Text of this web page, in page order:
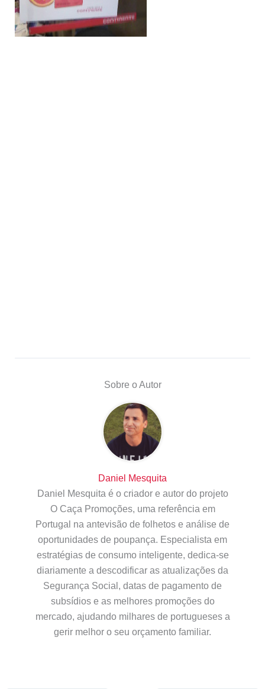
Sobre o Autor
Daniel Mesquita
Daniel Mesquita é o criador e autor do projeto
O Caça Promoções, uma referência em
Portugal na antevisão de folhetos e análise de
oportunidades de poupança. Especialista em
estratégias de consumo inteligente, dedica-se
diariamente a descodificar as atualizações da
Segurança Social, datas de pagamento de
subsídios e as melhores promoções do
mercado, ajudando milhares de portugueses a
gerir melhor o seu orçamento familiar.